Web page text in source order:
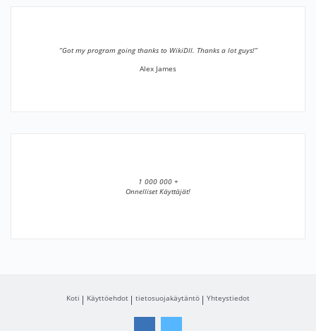
”Got my program going thanks to WikiDll. Thanks a lot guys!”
Alex James
1 000 000 +
Onnelliset Käyttäjät!
Koti Käyttöehdot tietosuojakäytäntö Yhteystiedot